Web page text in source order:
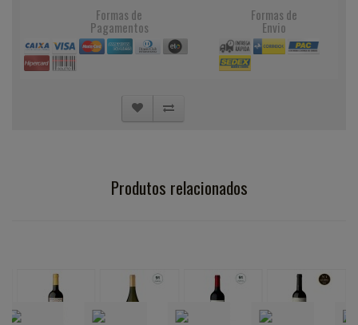
Formas de
Pagamentos
Formas de
Envio
Produtos relacionados